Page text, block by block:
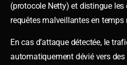
(protocole Netty) et distingue
requêtes malveillantes en temps
En cas d’attaque détectée, le
automatiquement dévié vers